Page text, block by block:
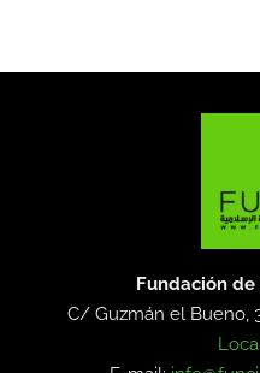
Fundación
C/ Guzmán el Bueno,